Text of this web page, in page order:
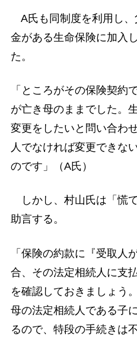
A氏も同制度を利用し、
金がある生命保険に加入
た。
「ところがその保険契約
が亡き母のままでした。
変更をしたいと問い合わ
人でなければ変更できな
のです」（A氏）
しかし、村山氏は「慌
助言する。
「保険の約款に『受取人
合、その法定相続人に支
を確認しておきましょう
母の法定相続人である子
るので、特段の手続きは